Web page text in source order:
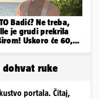
Badić? Ne treba,
je grudi prekrila
Uskoro će 60,
dohvat ruke
portala. Čitaj,